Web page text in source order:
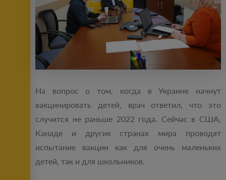
На вопрос о том, когда в Украине начнут
вакцинировать детей, врач ответил, что это
случится не раньше 2022 года. Сейчас в США,
Канаде и других странах мира проводят
испытание вакцин как для очень маленьких
детей, так и для школьников.